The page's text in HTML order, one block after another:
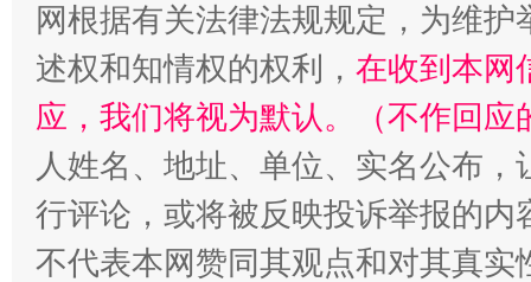
网根据有关法律法规规定，为维
述权和知情权的权利， 在收到本网
应，我们将视为默认。（不作回应
人姓名、地址、单位、实名公布
行评论，或将被反映投诉举报的
不代表本网赞同其观点和对其真实